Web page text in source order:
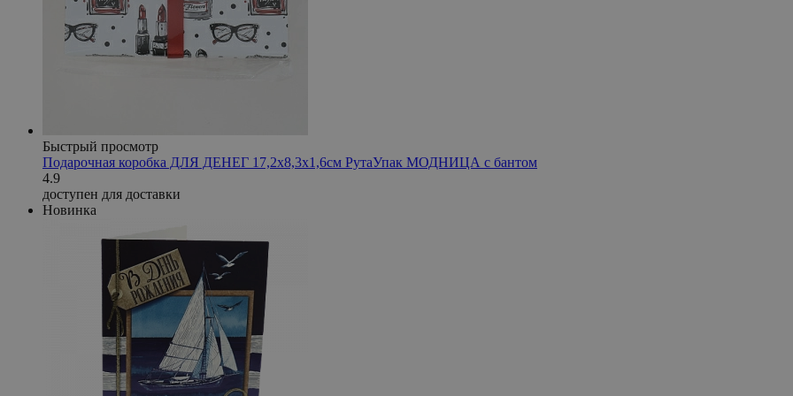
Быстрый просмотр
Подарочная коробка ДЛЯ ДЕНЕГ 17,2х8,3х1,6см РутаУпак МОДНИЦА с бантом
4.9
доступен для доставки
Новинка